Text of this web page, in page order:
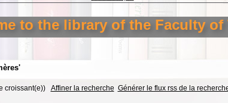
the library of the Faculty of
croissant(e)) Affiner la recherche Générer le flux rss de la